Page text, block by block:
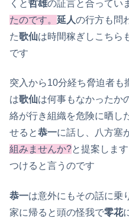
くと哲雄の証言と合ってい
たのです。 延人の行方も問
た歌仙は時間稼ぎしこちら
です
突入から10分経ち脅迫者も
は歌仙は何事もなかったか
絡が行き組織を危険に晒し
せると恭一に話し、八方塞
組みませんか?と提案しま
つけると言うのです
恭一は意外にもその話に乗
家に帰ると頭の怪我で零花